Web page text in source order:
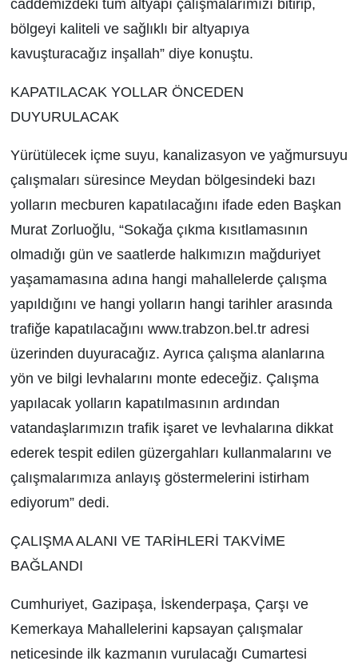
caddemizdeki tüm altyapı çalışmalarımızı bitirip,
bölgeyi kaliteli ve sağlıklı bir altyapıya
kavuşturacağız inşallah” diye konuştu.
KAPATILACAK YOLLAR ÖNCEDEN
DUYURULACAK
Yürütülecek içme suyu, kanalizasyon ve yağmursuyu
çalışmaları süresince Meydan bölgesindeki bazı
yolların mecburen kapatılacağını ifade eden Başkan
Murat Zorluoğlu, “Sokağa çıkma kısıtlamasının
olmadığı gün ve saatlerde halkımızın mağduriyet
yaşamamasına adına hangi mahallelerde çalışma
yapıldığını ve hangi yolların hangi tarihler arasında
trafiğe kapatılacağını www.trabzon.bel.tr adresi
üzerinden duyuracağız. Ayrıca çalışma alanlarına
yön ve bilgi levhalarını monte edeceğiz. Çalışma
yapılacak yolların kapatılmasının ardından
vatandaşlarımızın trafik işaret ve levhalarına dikkat
ederek tespit edilen güzergahları kullanmalarını ve
çalışmalarımıza anlayış göstermelerini istirham
ediyorum” dedi.
ÇALIŞMA ALANI VE TARİHLERİ TAKVİME
BAĞLANDI
Cumhuriyet, Gazipaşa, İskenderpaşa, Çarşı ve
Kemerkaya Mahallelerini kapsayan çalışmalar
neticesinde ilk kazmanın vurulacağı Cumartesi